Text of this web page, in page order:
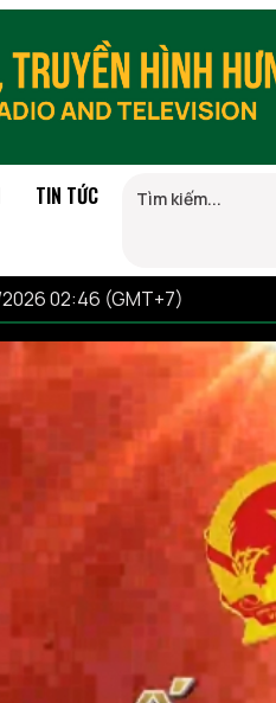
TIN TỨC
02:46 (GMT+7)